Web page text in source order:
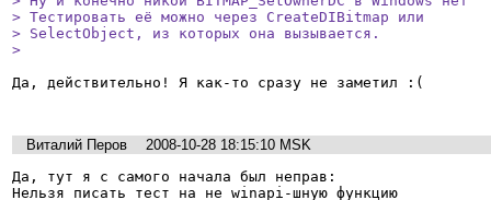
> Тестировать её можно через CreateDIBitmap или
> SelectObject, из которых она вызывается.
>
Да, действительно! Я как-то сразу не заметил :(
Виталий Перов
2008-10-28 18:15:10 MSK
Да, тут я с самого начала был неправ:
Нельзя писать тест на не winapi-шную функцию